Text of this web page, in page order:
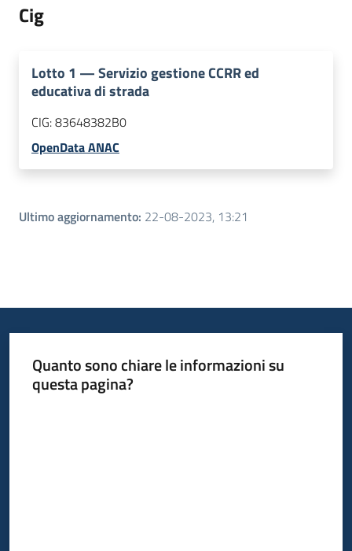
Cig
Lotto 1 —Servizio gestione CCRR ed
educativa di strada
CIG:83648382B0
OpenData ANAC
Ultimo aggiornamento: 22-08-2023, 13:21
Quanto sono chiare le informazioni su
questa pagina?